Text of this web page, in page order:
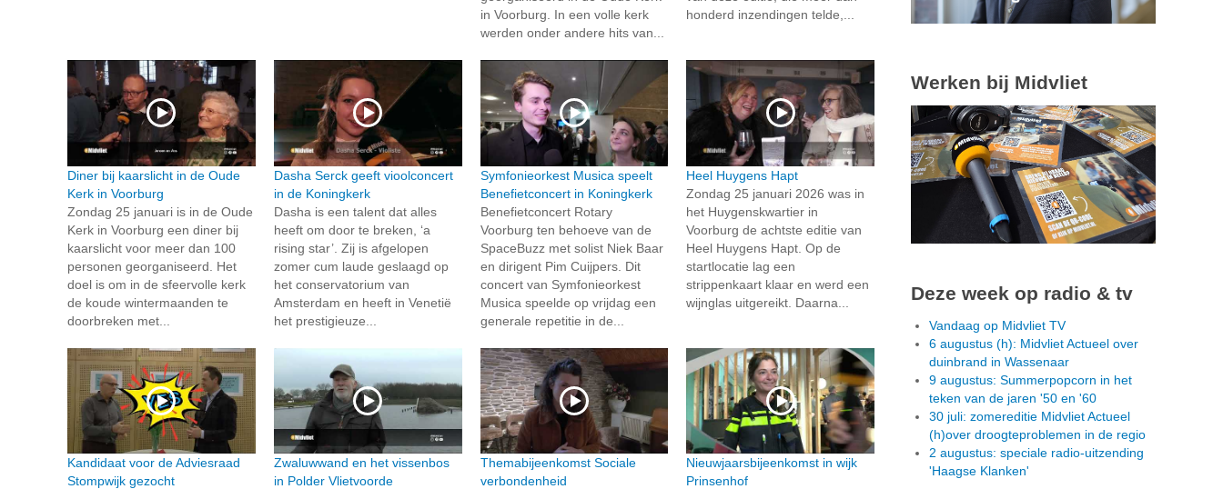
in Voorburg. In een volle kerk
werden onder andere hits van...
honderd inzendingen telde,...
Diner bij kaarslicht in de Oude
Kerk in Voorburg
Zondag 25 januari is in de Oude
Kerk in Voorburg een diner bij
kaarslicht voor meer dan 100
personen georganiseerd. Het
doel is om in de sfeervolle kerk
de koude wintermaanden te
doorbreken met...
Dasha Serck geeft vioolconcert
in de Koningkerk
Dasha is een talent dat alles
heeft om door te breken, ‘a
rising star’. Zij is afgelopen
zomer cum laude geslaagd op
het conservatorium van
Amsterdam en heeft in Venetië
het prestigieuze...
Symfonieorkest Musica speelt
Benefietconcert in Koningkerk
Benefietconcert Rotary
Voorburg ten behoeve van de
SpaceBuzz met solist Niek Baar
en dirigent Pim Cuijpers. Dit
concert van Symfonieorkest
Musica speelde op vrijdag een
generale repetitie in de...
Heel Huygens Hapt
Zondag 25 januari 2026 was in
het Huygenskwartier in
Voorburg de achtste editie van
Heel Huygens Hapt. Op de
startlocatie lag een
strippenkaart klaar en werd een
wijnglas uitgereikt. Daarna...
Kandidaat voor de Adviesraad
Stompwijk gezocht
Zwaluwwand en het vissenbos
in Polder Vlietvoorde
Themabijeenkomst Sociale
verbondenheid
Nieuwjaarsbijeenkomst in wijk
Prinsenhof
Werken bij Midvliet
Deze week op radio & tv
Vandaag op Midvliet TV
6 augustus (h): Midvliet Actueel over
duinbrand in Wassenaar
9 augustus: Summerpopcorn in het
teken van de jaren '50 en '60
30 juli: zomereditie Midvliet Actueel
(h)over droogteproblemen in de regio
2 augustus: speciale radio-uitzending
'Haagse Klanken'